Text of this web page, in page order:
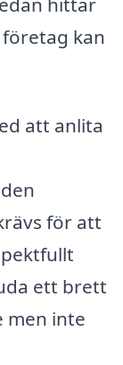
kan
att anlita
för att
ett brett
men inte